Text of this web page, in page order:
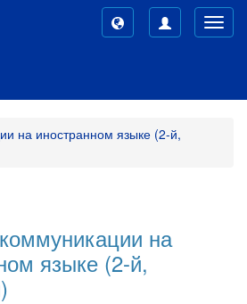
на иностранном языке (2-й,
на
языке (2-й,